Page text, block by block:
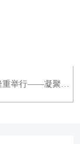
无锡汉神电气年度表彰大会隆重举行——凝聚2019，展望2020